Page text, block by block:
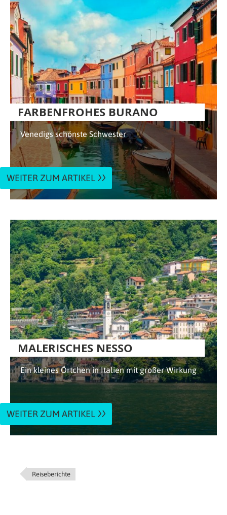
FARBENFROHES BURANO
Venedigs schönste Schwester
WEITER ZUM ARTIKEL
MALERISCHES NESSO
Ein kleines Örtchen in Italien mit großer Wirkung
WEITER ZUM ARTIKEL
Reiseberichte